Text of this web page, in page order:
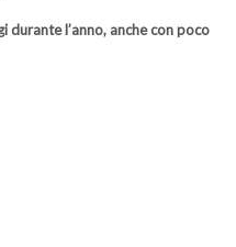
durante l’anno, anche con poco